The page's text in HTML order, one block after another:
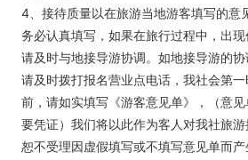
4、接待质量以在旅游当地游客填写的意
务必认真填写，如果在旅行过程中，出现
请及时与地接导游协调。如地接导游的
请及时拨打报名营业点电话，我社会第
前，请如实填写《游客意见单》，（意
要凭证）我们将以此作为客人对我社旅游
恕不受理因虚假填写或不填写意见单而产